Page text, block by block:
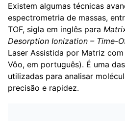
Existem algumas técnicas
espectrometria de massas,
TOF, sigla em inglês para
Desorption Ionization – Time-
Laser Assistida por Matriz
Vôo, em português). É uma
utilizadas para analisar
precisão e rapidez.